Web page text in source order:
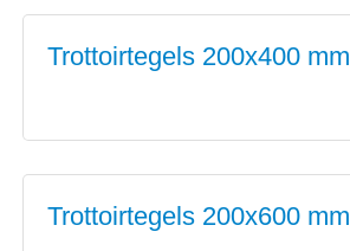
Trottoirtegels 200x400 mm
Trottoirtegels 200x600 mm